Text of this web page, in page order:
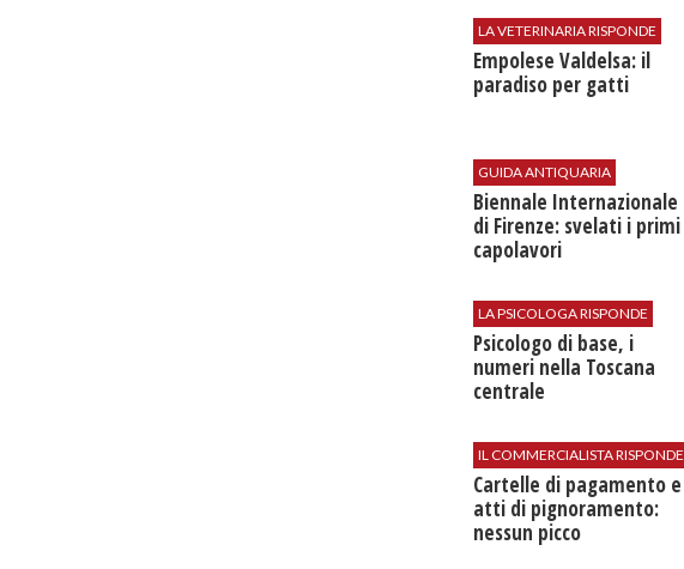
LA VETERINARIA RISPONDE
Empolese Valdelsa: il
paradiso per gatti
GUIDA ANTIQUARIA
Biennale Internazionale
di Firenze: svelati i primi
capolavori
LA PSICOLOGA RISPONDE
Psicologo di base, i
numeri nella Toscana
centrale
IL COMMERCIALISTA RISPONDE
Cartelle di pagamento e
atti di pignoramento:
nessun picco